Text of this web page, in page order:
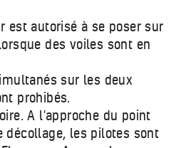
est autorisé à se poser sur
des voiles sont en
sur les deux
prohibés.
A l'approche du point
décollage, les pilotes sont